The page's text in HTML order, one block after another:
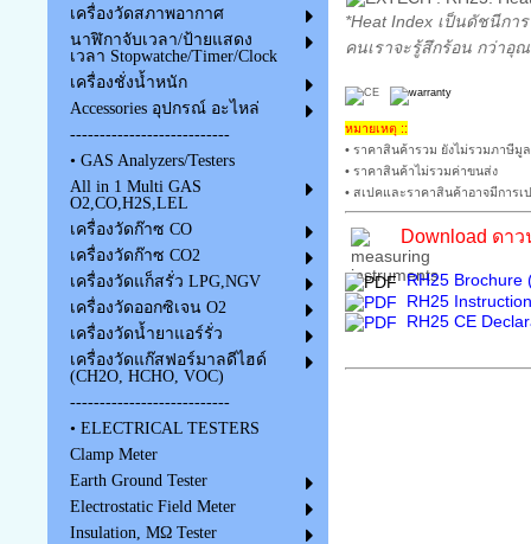
เครื่องวัดสภาพอากาศ
นาฬิกาจับเวลา/ป้ายแสดง
เวลา Stopwatche/Timer/Clock
เครื่องชั่งน้ำหนัก
Accessories อุปกรณ์ อะไหล่
---------------------------
• GAS Analyzers/Testers
All in 1 Multi GAS
O2,CO,H2S,LEL
เครื่องวัดก๊าซ CO
เครื่องวัดก๊าซ CO2
เครื่องวัดแก็สรั่ว LPG,NGV
เครื่องวัดออกซิเจน O2
เครื่องวัดน้ำยาแอร์รั่ว
เครื่องวัดแก๊สฟอร์มาลดีไฮด์
(CH2O, HCHO, VOC)
---------------------------
• ELECTRICAL TESTERS
Clamp Meter
Earth Ground Tester
Electrostatic Field Meter
Insulation, MΩ Tester
*Heat Index เป็นดัชนีกา
คนเราจะรู้สึกร้อน กว่าอุ
หมายเหตุ ::
• ราคาสินค้ารวม ยังไม่รวมภาษีมู
• ราคาสินค้าไม่รวมค่าขนส่ง
• สเปคและราคาสินค้าอาจมีการ
Download ดา
RH25 Brochure
RH25
RH25 CE